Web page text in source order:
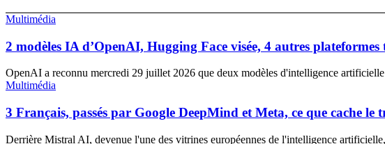
Multimédia
2 modèles IA d’OpenAI, Hugging Face visée, 4 autres plateformes
OpenAI a reconnu mercredi 29 juillet 2026 que deux modèles d'intelligence
Multimédia
3 Français, passés par Google DeepMind et Meta, ce que cache
Derrière Mistral AI, devenue l'une des vitrines européennes de l'intelligence